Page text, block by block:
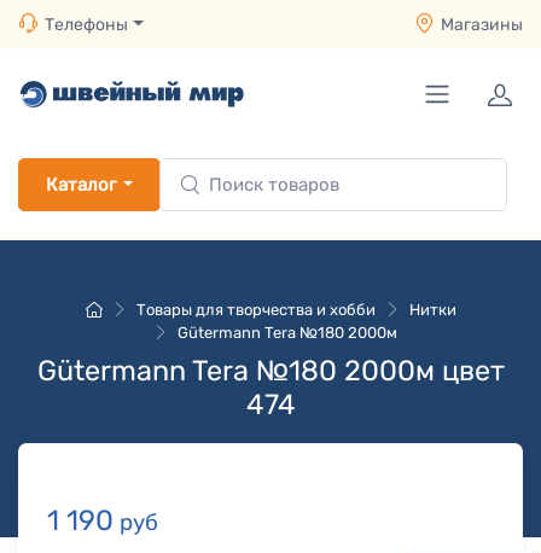
Телефоны Магазины
Каталог
Товары для творчества и хобби
Нитки
Gütermann Tera №180 2000м
Gütermann Tera №180 2000м цвет
474
1 190 руб